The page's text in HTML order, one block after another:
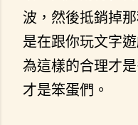
波，然後抵銷掉
是在跟你玩文字
為這樣的合理才
才是笨蛋們。